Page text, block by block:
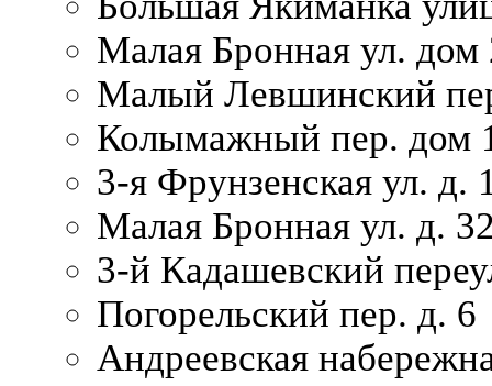
Малая Бронная ул. дом
Малый Левшинский
Колымажный пер. дом
3-я Фрунзенская ул. д.
Малая Бронная ул. д.
3-й Кадашевский
Погорельский пер. д. 6
Андреевская